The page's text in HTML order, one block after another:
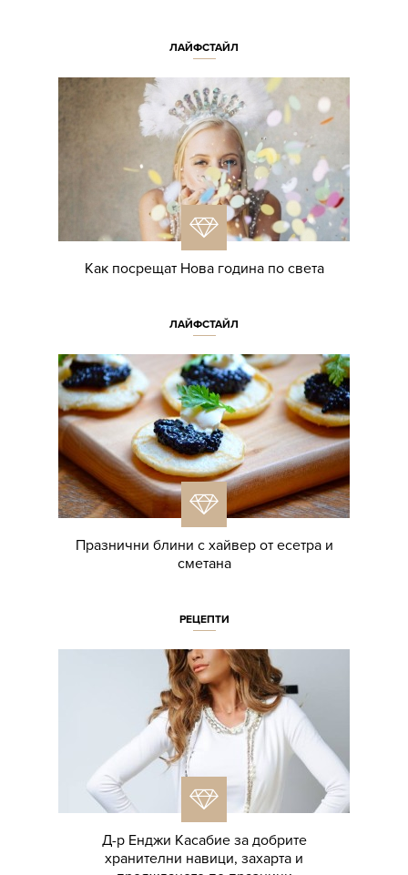
ЛАЙФСТАЙЛ
Как посрещат Нова година по света
ЛАЙФСТАЙЛ
Празнични блини с хайвер от есетра и
сметана
РЕЦЕПТИ
Д-р Енджи Касабие за добрите
хранителни навици, захарта и